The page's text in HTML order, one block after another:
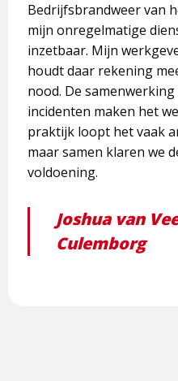
Bedrijfsbrandweer van
mijn onregelmatige
inzetbaar. Mijn
houdt daar rekening
nood. De
incidenten maken het
praktijk loopt het vaak
maar samen klaren we
voldoening.
Joshua van
Culemborg